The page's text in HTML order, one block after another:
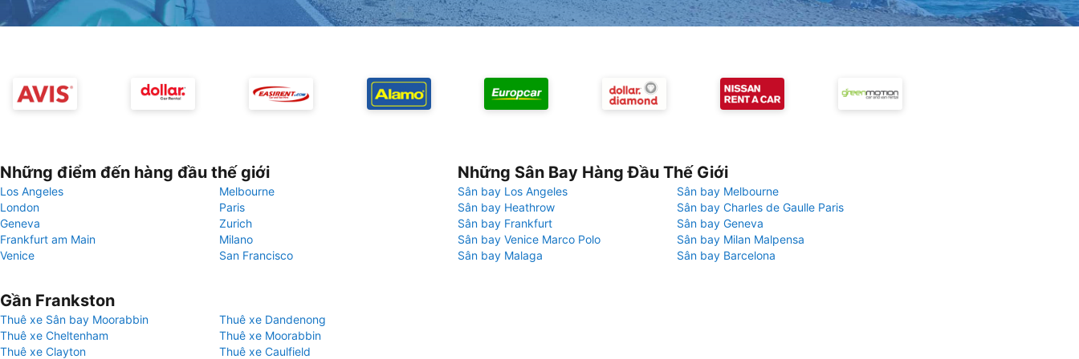
Những điểm đến hàng đầu thế giới
Los Angeles
Melbourne
London
Paris
Geneva
Zurich
Frankfurt am Main
Milano
Venice
San Francisco
Những Sân Bay Hàng Đầu Thế Giới
Sân bay Los Angeles
Sân bay Melbourne
Sân bay Heathrow
Sân bay Charles de Gaulle Paris
Sân bay Frankfurt
Sân bay Geneva
Sân bay Venice Marco Polo
Sân bay Milan Malpensa
Sân bay Malaga
Sân bay Barcelona
Gần Frankston
Thuê xe Sân bay Moorabbin
Thuê xe Dandenong
Thuê xe Cheltenham
Thuê xe Moorabbin
Thuê xe Clayton
Thuê xe Caulfield